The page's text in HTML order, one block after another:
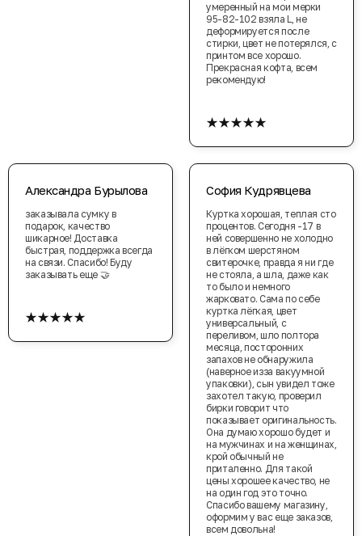
умеренный на мои мерки
95-82-102 взяла L, не
деформируется после
стирки, цвет не потерялся, с
принтом все хорошо.
Прекрасная кофта, всем
рекомендую!
★★★★★
Александра Бурылова
заказывала сумку в
подарок, качество
шикарное! Доставка
быстрая, поддержка всегда
на связи. Спасибо! Буду
заказывать еще 🤝
★★★★★
София Кудрявцева
Куртка хорошая, теплая сто
процентов. Сегодня -17 в
ней совершенно не холодно
в лёгком шерстяном
свитерочке, правда я ни где
не стояла, а шла, даже как
то было и немного
жарковато. Сама по себе
куртка лёгкая, цвет
универсальный, с
переливом, шло полтора
месяца, посторонних
запахов не обнаружила
(наверное изза вакуумной
упаковки), сын увидел тоже
захотел такую, проверил
бирки говорит что
показывает оригинальность.
Она думаю хорошо будет и
на мужчинах и на женщинах,
крой обычный не
приталенно. Для такой
цены хорошее качество, не
на один год это точно.
Спасибо вашему магазину,
оформим у вас еще заказов,
всем довольна!